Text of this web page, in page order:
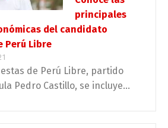
principales
del candidato
Perú Libre
de Perú Libre, partido
Pedro Castillo, se incluye...